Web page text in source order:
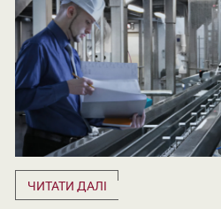
ЧИТАТИ ДАЛІ